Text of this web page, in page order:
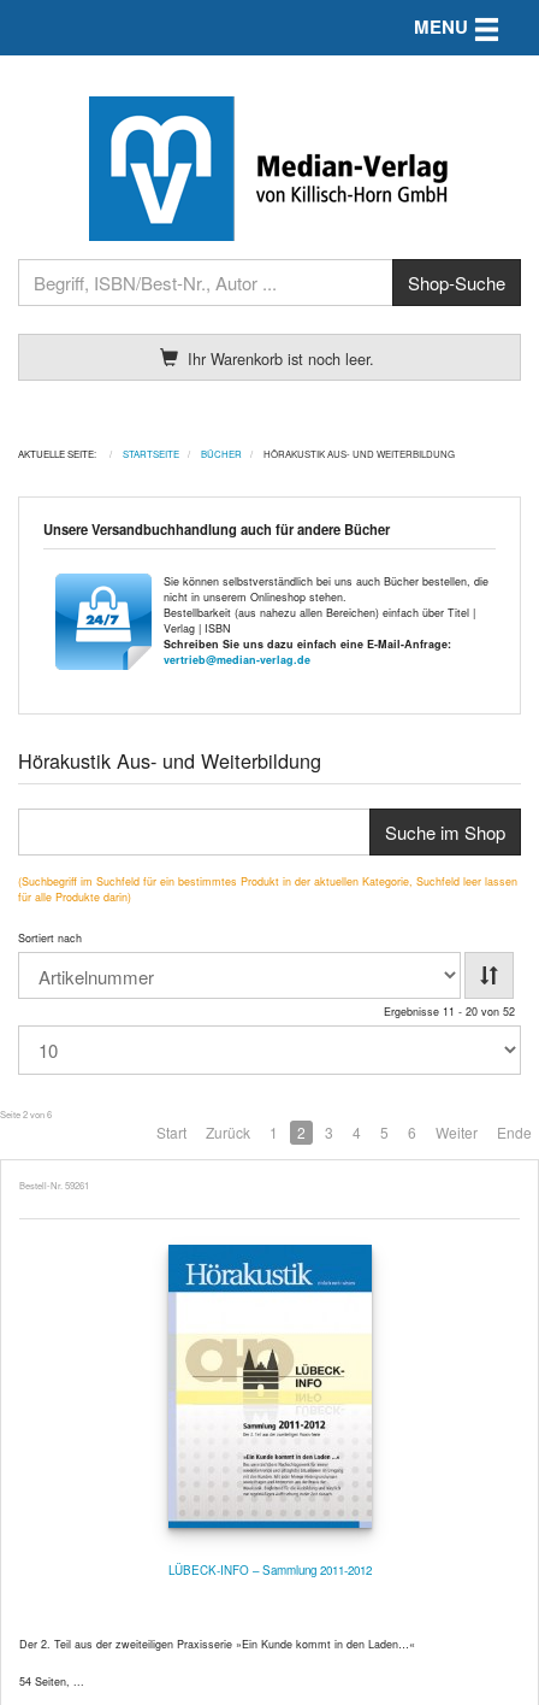
Ihr Warenkorb ist noch leer.
MENU Toggle
AKTUELLE SEITE: STARTSEITE BÜCHER HÖRAKUSTIK AUS- UND WEITERBILDUNG
Unsere Versandbuchhandlung auch für andere Bücher
Sie können selbstverständlich bei uns auch Bücher bestellen, die
nicht in unserem Onlineshop stehen.
Bestellbarkeit (aus nahezu allen Bereichen) einfach über Titel |
Verlag | ISBN
Schreiben Sie uns dazu einfach eine E-Mail-Anfrage:
vertrieb@median-verlag.de
Hörakustik Aus- und Weiterbildung
Suche im Shop
(Suchbegriff im Suchfeld für ein bestimmtes Produkt in der aktuellen Kategorie, Suchfeld leer lassen
für alle Produkte darin)
Sortiert nach
Ergebnisse 11 - 20 von 52
Seite 2 von 6
Start Zurück 1 2 3 4 5 6 Weiter Ende
Bestell-Nr. 59261
LÜBECK-INFO – Sammlung 2011-2012
Der 2. Teil aus der zweiteiligen Praxisserie »Ein Kunde kommt in den Laden…«
54 Seiten, ...